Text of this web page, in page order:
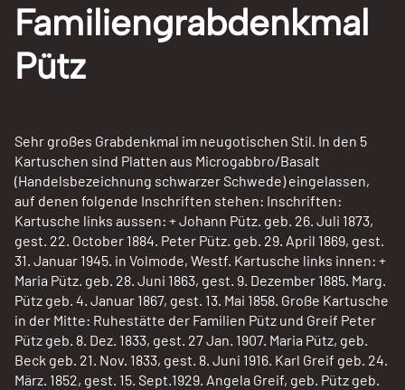
Familiengrabdenkmal
Pütz
Sehr großes Grabdenkmal im neugotischen Stil. In den 5
Kartuschen sind Platten aus Microgabbro/Basalt
(Handelsbezeichnung schwarzer Schwede) eingelassen,
auf denen folgende Inschriften stehen: Inschriften:
Kartusche links aussen: + Johann Pütz. geb. 26. Juli 1873,
gest. 22. October 1884. Peter Pütz. geb. 29. April 1869, gest.
31. Januar 1945. in Volmode, Westf. Kartusche links innen: +
Maria Pütz. geb. 28. Juni 1863, gest. 9. Dezember 1885. Marg.
Pütz geb. 4. Januar 1867, gest. 13. Mai 1858. Große Kartusche
in der Mitte: Ruhestätte der Familien Pütz und Greif Peter
Pütz geb. 8. Dez. 1833, gest. 27 Jan. 1907. Maria Pütz, geb.
Beck geb. 21. Nov. 1833, gest. 8. Juni 1916. Karl Greif geb. 24.
März. 1852, gest. 15. Sept.1929. Angela Greif, geb. Pütz geb.